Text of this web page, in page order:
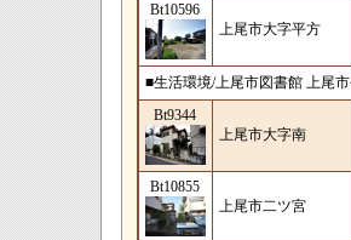
Bt10596
上尾市大字平方
■生活環境/上尾市図書館 上
Bt9344
上尾市大字南
Bt10855
上尾市二ツ宮